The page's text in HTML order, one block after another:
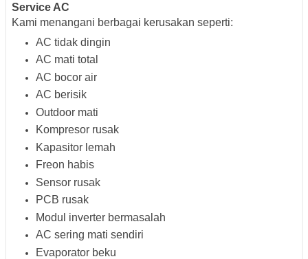
Service AC
Kami menangani berbagai kerusakan seperti:
AC tidak dingin
AC mati total
AC bocor air
AC berisik
Outdoor mati
Kompresor rusak
Kapasitor lemah
Freon habis
Sensor rusak
PCB rusak
Modul inverter bermasalah
AC sering mati sendiri
Evaporator beku